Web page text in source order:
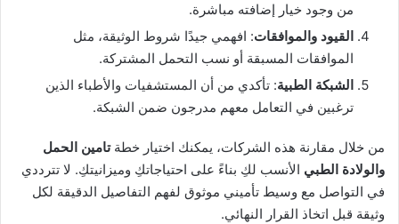
من وجود خيار إضافته مباشرة.
القيود والموافقات: افهمي جيدًا شروط الوثيقة، مثل
الموافقات المسبقة أو نسب التحمل المشتركة.
الشبكة الطبية: تأكدي من أن المستشفيات والأطباء الذين
ترغبين في التعامل معهم مدرجون ضمن الشبكة.
من خلال مقارنة هذه الشركات، يمكنك اختيار خطةتامين الحمل
والولادة الطبي الأنسب لكِ بناءً على احتياجاتكِ وميزانيتكِ. لا تترددي
في التواصل مع وسيط تأميني موثوق لفهم التفاصيل الدقيقة لكل
وثيقة قبل اتخاذ القرار النهائي.